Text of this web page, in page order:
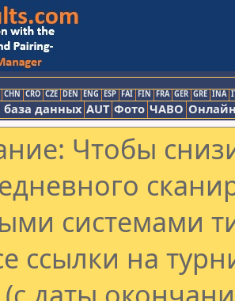
CHN CRO CZE DEN ENG ESP FAI FIN FRA GER GRE INA
база данных AUT Фото ЧАВО
Чтобы
системами
ссылки на